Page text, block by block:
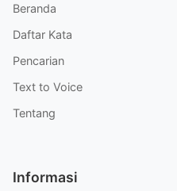
Beranda
Daftar Kata
Pencarian
Text to Voice
Tentang
Informasi